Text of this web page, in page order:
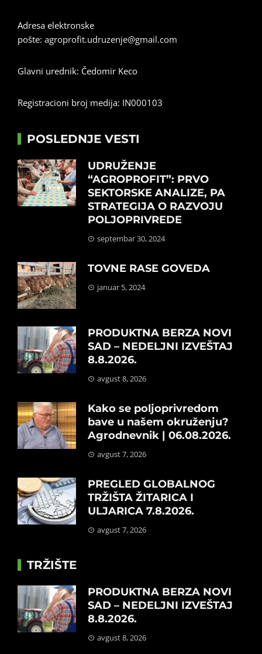
Adresa elektronske
pošte: agroprofit.udruzenje@gmail.com
Glavni urednik: Čedomir Keco
Registracioni broj medija: IN000103
POSLEDNJE VESTI
UDRUŽENJE
“AGROPROFIT”: PRVO
SEKTORSKE ANALIZE, PA
STRATEGIJA O RAZVOJU
POLJOPRIVREDE
septembar 30, 2024
TOVNE RASE GOVEDA
januar 5, 2024
PRODUKTNA BERZA NOVI
SAD – NEDELJNI IZVEŠTAJ
8.8.2026.
avgust 8, 2026
Kako se poljoprivredom
bave u našem okruženju?
Agrodnevnik | 06.08.2026.
avgust 7, 2026
PREGLED GLOBALNOG
TRŽIŠTA ŽITARICA I
ULJARICA 7.8.2026.
avgust 7, 2026
TRŽIŠTE
PRODUKTNA BERZA NOVI
SAD – NEDELJNI IZVEŠTAJ
8.8.2026.
avgust 8, 2026